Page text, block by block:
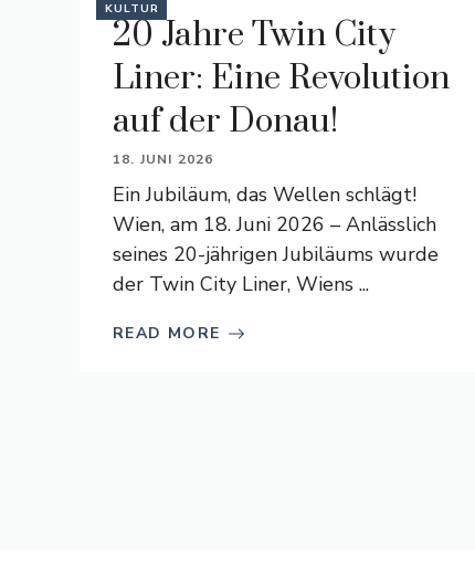
KULTUR
20 Jahre Twin City
Liner: Eine Revolution
auf der Donau!
18. JUNI 2026
Ein Jubiläum, das Wellen schlägt!
Wien, am 18. Juni 2026 – Anlässlich
seines 20-jährigen Jubiläums wurde
der Twin City Liner, Wiens ...
READ MORE